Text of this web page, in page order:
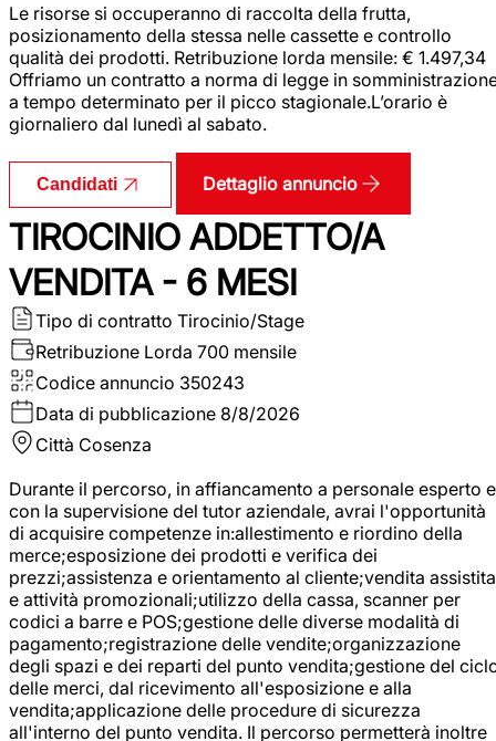
Le risorse si occuperanno di raccolta della frutta,
posizionamento della stessa nelle cassette e controllo
qualità dei prodotti. Retribuzione lorda mensile: € 1.497,34
Offriamo un contratto a norma di legge in
a tempo determinato per il picco stagionale.L’orario è
giornaliero dal lunedì al sabato.
Candidati Dettaglio annuncio
TIROCINIO ADDETTO/A
VENDITA - 6 MESI
Tipo di contratto Tirocinio/Stage
Retribuzione Lorda 700 mensile
Codice annuncio 350243
Data di pubblicazione 8/8/2026
Città Cosenza
Durante il percorso, in affiancamento a personale esperto e
con la supervisione del tutor aziendale, avrai l'opportunità
di acquisire competenze in:allestimento e riordino della
merce;esposizione dei prodotti e verifica dei
prezzi;assistenza e orientamento al cliente;vendita assistita
e attività promozionali;utilizzo della cassa, scanner per
codici a barre e POS;gestione delle diverse modalità di
pagamento;registrazione delle vendite;organizzazione
degli spazi e dei reparti del punto vendita;gestione del
delle merci, dal ricevimento all'esposizione e alla
vendita;applicazione delle procedure di sicurezza
all'interno del punto vendita. Il percorso permetterà inoltre